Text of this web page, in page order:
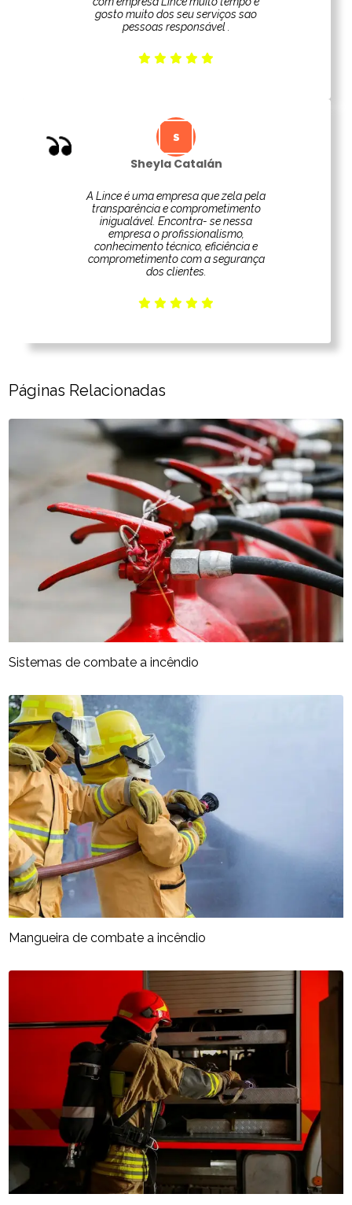
gosto muito dos seu serviços sao
pessoas responsável .
Sheyla Catalán
A Lince é uma empresa que zela pela
transparência e comprometimento
inigualável. Encontra- se nessa
empresa o profissionalismo,
conhecimento técnico, eficiência e
comprometimento com a segurança
dos clientes.
Páginas Relacionadas
Sistemas de combate a incêndio​
Mangueira de combate a incêndio​